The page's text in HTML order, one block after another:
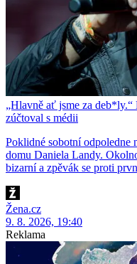
„Hlavně ať jsme za
zúčtoval s médii
Poklidné sobotní odpoledne
domu Daniela Landy.
bizarní a zpěvák se proti
Žena.cz
9. 8. 2026, 19:40
Reklama